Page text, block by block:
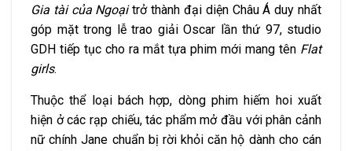
Gia tài của Ngoạitrở thành đại diện Châu Á duy nhất
góp mặt trong lễ trao giải Oscar lần thứ 97, studio
GDH tiếp tục cho ra mắt tựa phim mới mang tên Flat
girls.
Thuộc thể loại bách hợp, dòng phim hiếm hoi xuất
hiện ở các rạp chiếu, tác phẩm mở đầu với phân cảnh
nữ chính Jane chuẩn bị rời khỏi căn hộ dành cho cán